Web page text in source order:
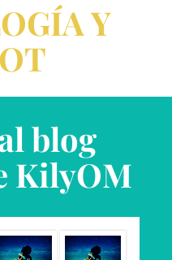
Y
blog
KilyOM